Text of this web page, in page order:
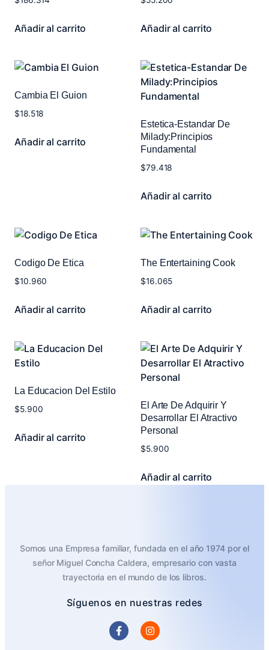
Añadir al carrito Añadir al carrito
Cambia El Guion
$18.518
Añadir al carrito
Estetica-Estandar De
Milady:Principios
Fundamental
$79.418
Añadir al carrito
Codigo De Etica
$10.960
Añadir al carrito
The Entertaining Cook
$16.065
Añadir al carrito
La Educacion Del Estilo
$5.900
Añadir al carrito
El Arte De Adquirir Y
Desarrollar El Atractivo
Personal
$5.900
Añadir al carrito
Somos una Empresa familiar, fundada en el año 1974 por el
señor Miguel Concha Caldera, empresario con vasta
trayectoria en el mundo de los libros.
Síguenos en nuestras redes